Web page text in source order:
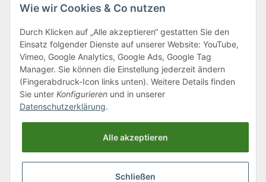
Klagenfurter Straße 29
9556 Liebenfels
Montag bis Donnerstag: 8:00 bis 16:30 Uhr
Freitag: 8:00 bis 12:00 Uhr
Tel.:0043 (0) 4262 50900
office@cncshop.at
Wie wir Cookies & Co nutzen
Durch Klicken auf „Alle akzeptieren“ gestatten Sie den
Einsatz folgender Dienste auf unserer Website: YouTube,
Vimeo, Google Analytics, Google Ads, Google Tag
Manager. Sie können die Einstellung jederzeit ändern
(Fingerabdruck-Icon links unten). Weitere Details finden
Sie unter Konfigurieren und in unserer
Datenschutzerklärung.
Alle akzeptieren
Schließen